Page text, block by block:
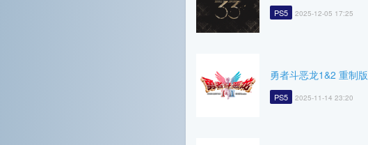
PS5 2025-12-05 17:25
勇者斗恶龙1&2 重制版
PS5 2025-11-14 23:20